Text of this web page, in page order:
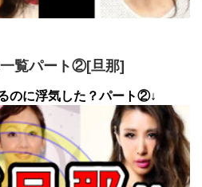
覧パート②[旦那]
のに浮気した？パート②↓